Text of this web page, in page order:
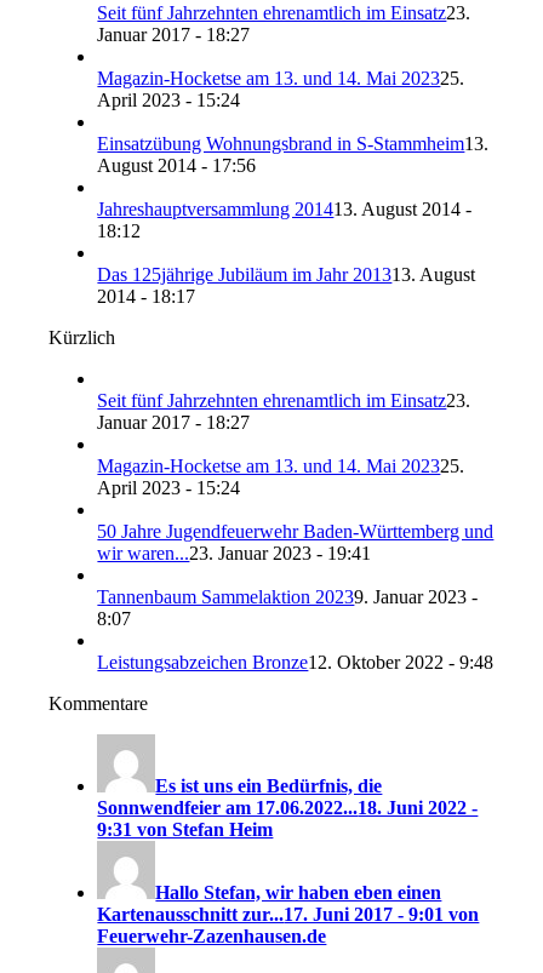
Seit fünf Jahrzehnten ehrenamtlich im Einsatz23.
Januar 2017 - 18:27
Magazin-Hocketse am 13. und 14. Mai 202325.
April 2023 - 15:24
Einsatzübung Wohnungsbrand in S-Stammheim13.
August 2014 - 17:56
Jahreshauptversammlung 201413. August 2014 -
18:12
Das 125jährige Jubiläum im Jahr 201313. August
2014 - 18:17
Kürzlich
Seit fünf Jahrzehnten ehrenamtlich im Einsatz23.
Januar 2017 - 18:27
Magazin-Hocketse am 13. und 14. Mai 202325.
April 2023 - 15:24
50 Jahre Jugendfeuerwehr Baden-Württemberg und
wir waren...23. Januar 2023 - 19:41
Tannenbaum Sammelaktion 20239. Januar 2023 -
8:07
Leistungsabzeichen Bronze12. Oktober 2022 - 9:48
Kommentare
Es ist uns ein Bedürfnis, die
Sonnwendfeier am 17.06.2022...18. Juni 2022 -
9:31 von Stefan Heim
Hallo Stefan, wir haben eben einen
Kartenausschnitt zur...17. Juni 2017 - 9:01 von
Feuerwehr-Zazenhausen.de